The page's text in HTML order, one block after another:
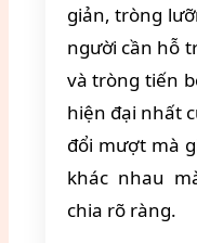
giản, tròng
người cần hỗ
và tròng tiến
hiện đại nhất
đổi mượt mà
khác nhau
chia rõ ràng.